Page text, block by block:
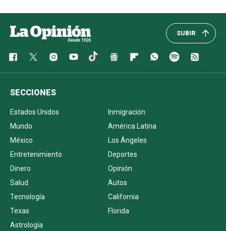
SUBIR
SECCIONES
Estados Unidos
Inmigración
Mundo
América Latina
México
Los Ángeles
Entretenimiento
Deportes
Dinero
Opinión
Salud
Autos
Tecnología
California
Texas
Florida
Astrología